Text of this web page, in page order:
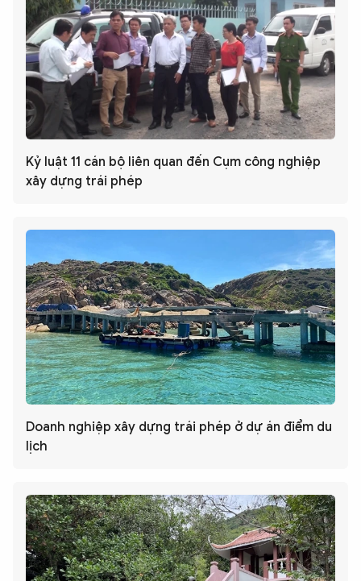
Kỷ luật 11 cán bộ liên quan đến Cụm công nghiệp
xây dựng trái phép
Doanh nghiệp xây dựng trái phép ở dự án điểm du
lịch